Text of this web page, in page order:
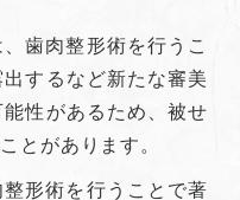
歯肉整形術を行うこ
するなど新たな審美
性があるため、被せ
とがあります。
形術を行うことで著